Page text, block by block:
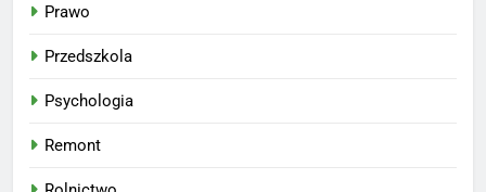
Prawo
Przedszkola
Psychologia
Remont